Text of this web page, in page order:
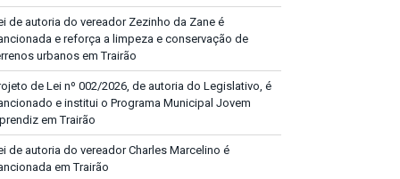
de autoria do vereador Zezinho da Zane é
e reforça a limpeza e conservação de
urbanos em Trairão
de Lei nº 002/2026, de autoria do Legislativo, é
e institui o Programa Municipal Jovem
em Trairão
de autoria do vereador Charles Marcelino é
em Trairão